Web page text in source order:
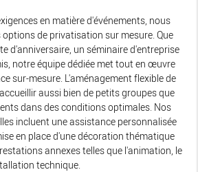
en matière d'événements, nous
de privatisation sur mesure. Que
d'anniversaire, un séminaire d'entreprise
notre équipe dédiée met tout en œuvre
sur-mesure. L'aménagement flexible de
aussi bien de petits groupes que
dans des conditions optimales. Nos
incluent une assistance personnalisée
en place d'une décoration thématique
annexes telles que l'animation, le
technique.